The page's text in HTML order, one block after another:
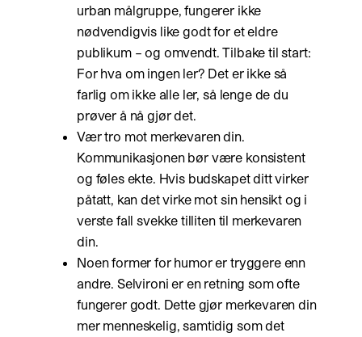
urban målgruppe, fungerer ikke
nødvendigvis like godt for et eldre
publikum – og omvendt. Tilbake til start:
For hva om ingen ler? Det er ikke så
farlig om ikke alle ler, så lenge de du
prøver å nå gjør det.
Vær tro mot merkevaren din.
Kommunikasjonen bør være konsistent
og føles ekte. Hvis budskapet ditt virker
påtatt, kan det virke mot sin hensikt og i
verste fall svekke tilliten til merkevaren
din.
Noen former for humor er tryggere enn
andre. Selvironi er en retning som ofte
fungerer godt. Dette gjør merkevaren din
mer menneskelig, samtidig som det